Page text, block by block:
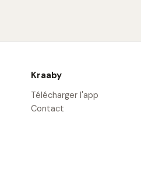
Kraaby
Télécharger l'app
Contact